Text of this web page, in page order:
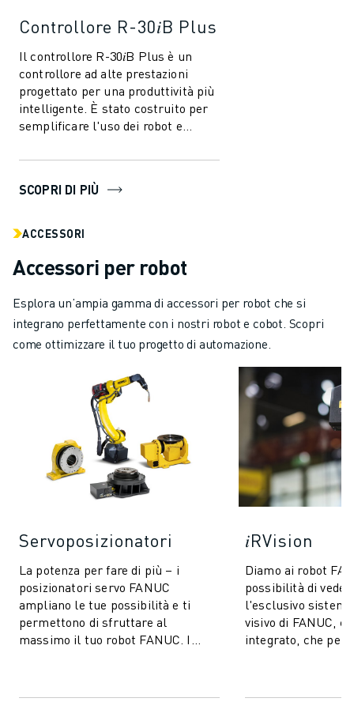
Controllore R-30𝑖B Plus
Il controllore R-30𝑖B Plus è un
controllore ad alte prestazioni
progettato per una produttività più
intelligente. È stato costruito per
semplificare l'uso dei robot e
SCOPRI DI PIÙ
ACCESSORI
Accessori per robot
Esplora un’ampia gamma di accessori per robot che si
integrano perfettamente con i nostri robot e cobot. Scopri
come ottimizzare il tuo progetto di automazione.
Servoposizionatori
La potenza per fare di più – i
posizionatori servo FANUC
ampliano le tue possibilità e ti
permettono di sfruttare al
massimo il tuo robot FANUC. I
𝑖RVision
Diamo ai robot
possibilità di
l'esclusivo
visivo di FANUC,
integrato, che